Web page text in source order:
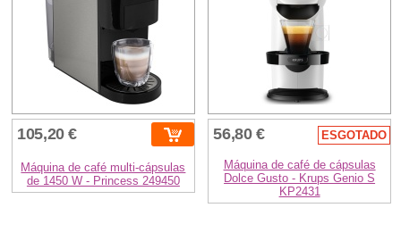
105,20 €
Máquina de café multi-cápsulas
de 1450 W - Princess 249450
56,80 € ESGOTADO
Máquina de café de cápsulas
Dolce Gusto - Krups Genio S
KP2431